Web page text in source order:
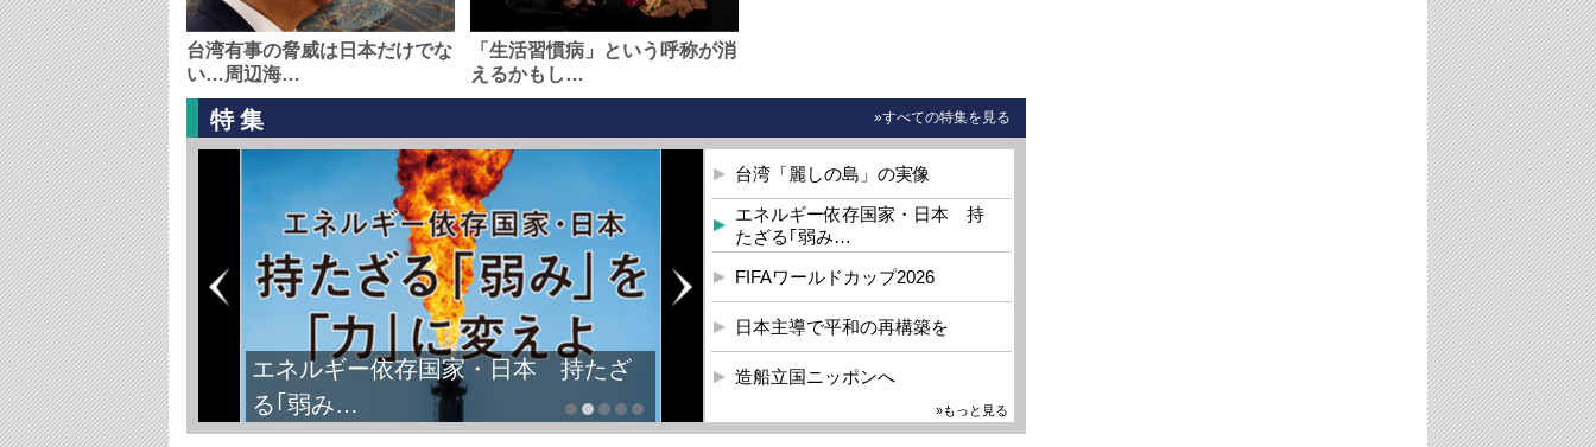
台湾有事の脅威は日本だけでな
い…周辺海…
「生活習慣病」という呼称が消
えるかもし…
特集 »すべての特集を見る
FIFAワールドカップ2026
台湾「麗しの島」の実像
エネルギー依存国家・日本 持
たざる｢弱み…
FIFAワールドカップ2026
日本主導で平和の再構築を
造船立国ニッポンへ
»もっと見る